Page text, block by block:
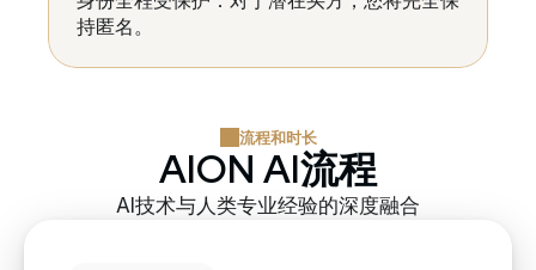
持匿名。
流程和时长
AION AI流程
AI技术与人类专业经验的深度融合